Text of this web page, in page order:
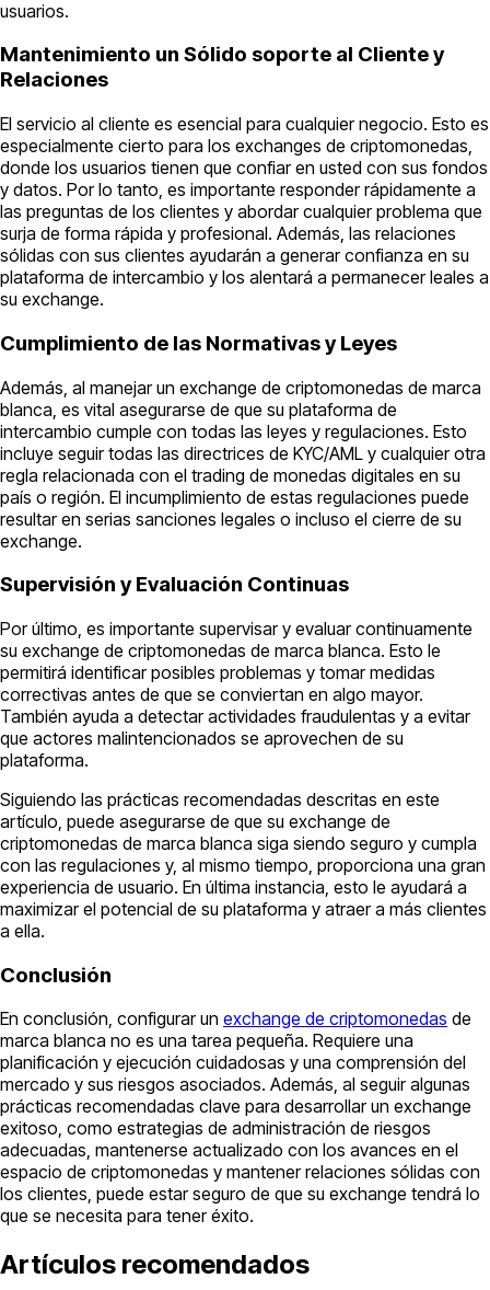
usuarios.
Mantenimiento un Sólido soporte al Cliente y
Relaciones
El servicio al cliente es esencial para cualquier negocio. Esto es
especialmente cierto para los exchanges de criptomonedas,
donde los usuarios tienen que confiar en usted con sus fondos
y datos. Por lo tanto, es importante responder rápidamente a
las preguntas de los clientes y abordar cualquier problema que
surja de forma rápida y profesional. Además, las relaciones
sólidas con sus clientes ayudarán a generar confianza en su
plataforma de intercambio y los alentará a permanecer leales a
su exchange.
Cumplimiento de las Normativas y Leyes
Además, al manejar un exchange de criptomonedas de marca
blanca, es vital asegurarse de que su plataforma de
intercambio cumple con todas las leyes y regulaciones. Esto
incluye seguir todas las directrices de KYC/AML y cualquier otra
regla relacionada con el trading de monedas digitales en su
país o región. El incumplimiento de estas regulaciones puede
resultar en serias sanciones legales o incluso el cierre de su
exchange.
Supervisión y Evaluación Continuas
Por último, es importante supervisar y evaluar continuamente
su exchange de criptomonedas de marca blanca. Esto le
permitirá identificar posibles problemas y tomar medidas
correctivas antes de que se conviertan en algo mayor.
También ayuda a detectar actividades fraudulentas y a evitar
que actores malintencionados se aprovechen de su
plataforma.
Siguiendo las prácticas recomendadas descritas en este
artículo, puede asegurarse de que su exchange de
criptomonedas de marca blanca siga siendo seguro y cumpla
con las regulaciones y, al mismo tiempo, proporciona una gran
experiencia de usuario. En última instancia, esto le ayudará a
maximizar el potencial de su plataforma y atraer a más clientes
a ella.
Conclusión
En conclusión, configurar un exchange de criptomonedas de
marca blanca no es una tarea pequeña. Requiere una
planificación y ejecución cuidadosas y una comprensión del
mercado y sus riesgos asociados. Además, al seguir algunas
prácticas recomendadas clave para desarrollar un exchange
exitoso, como estrategias de administración de riesgos
adecuadas, mantenerse actualizado con los avances en el
espacio de criptomonedas y mantener relaciones sólidas con
los clientes, puede estar seguro de que su exchange tendrá lo
que se necesita para tener éxito.
Artículos recomendados